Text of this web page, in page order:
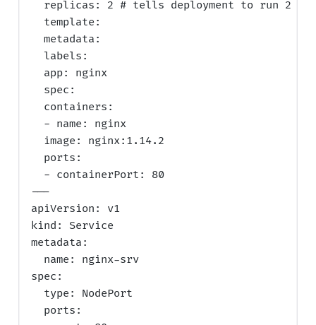
replicas: 2 # tells deployment to run 2
  template:
  metadata:
  labels:
  app: nginx
  spec:
  containers:
  - name: nginx
  image: nginx:1.14.2
  ports:
  - containerPort: 80
---
apiVersion: v1
kind: Service
metadata:
  name: nginx-srv
spec:
  type: NodePort
  ports: